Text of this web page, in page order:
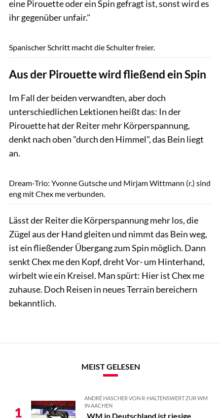
eine Pirouette oder ein Spin gefragt ist, sonst wird es
ihr gegenüber unfair."
Spanischer Schritt macht die Schulter freier.
Aus der Pirouette wird fließend ein Spin
Im Fall der beiden verwandten, aber doch
unterschiedlichen Lektionen heißt das: In der
Pirouette hat der Reiter mehr Körperspannung,
denkt nach oben "durch den Himmel", das Bein liegt
an.
Dream-Trio: Yvonne Gutsche und Mirjam Wittmann (r.) sind
eng mit Chex me verbunden.
Lässt der Reiter die Körperspannung mehr los, die
Zügel aus der Hand gleiten und nimmt das Bein weg,
ist ein fließender Übergang zum Spin möglich. Dann
senkt Chex me den Kopf, dreht Vor- um Hinterhand,
wirbelt wie ein Kreisel. Man spürt: Hier ist Chex me
zuhause. Doch Reisen in neues Terrain bereichern
bekanntlich.
MEIST GELESEN
1
ANDRÉ HASCHER VON R-HALTENSWERT ZUR WM
IN AACHEN
„WM in Deutschland ist riesige